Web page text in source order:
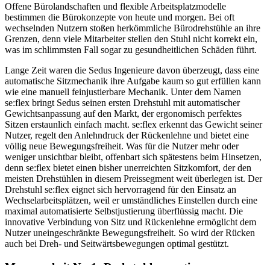
Offene Bürolandschaften und flexible Arbeitsplatzmodelle
bestimmen die Bürokonzepte von heute und morgen. Bei oft
wechselnden Nutzern stoßen herkömmliche Bürodrehstühle an ihre
Grenzen, denn viele Mitarbeiter stellen den Stuhl nicht korrekt ein,
was im schlimmsten Fall sogar zu gesundheitlichen Schäden führt.
Lange Zeit waren die Sedus Ingenieure davon überzeugt, dass eine
automatische Sitzmechanik ihre Aufgabe kaum so gut erfüllen kann
wie eine manuell feinjustierbare Mechanik. Unter dem Namen
se:flex bringt Sedus seinen ersten Drehstuhl mit automatischer
Gewichtsanpassung auf den Markt, der ergonomisch perfektes
Sitzen erstaunlich einfach macht. se:flex erkennt das Gewicht seiner
Nutzer, regelt den Anlehndruck der Rückenlehne und bietet eine
völlig neue Bewegungsfreiheit. Was für die Nutzer mehr oder
weniger unsichtbar bleibt, offenbart sich spätestens beim Hinsetzen,
denn se:flex bietet einen bisher unerreichten Sitzkomfort, der den
meisten Drehstühlen in diesem Preissegment weit überlegen ist. Der
Drehstuhl se:flex eignet sich hervorragend für den Einsatz an
Wechselarbeitsplätzen, weil er umständliches Einstellen durch eine
maximal automatisierte Selbstjustierung überflüssig macht. Die
innovative Verbindung von Sitz und Rückenlehne ermöglicht dem
Nutzer uneingeschränkte Bewegungsfreiheit. So wird der Rücken
auch bei Dreh- und Seitwärtsbewegungen optimal gestützt.